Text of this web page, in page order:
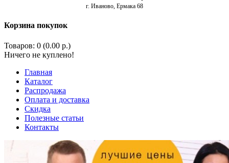
г. Иваново, Ермака 68
Корзина покупок
Товаров: 0 (0.00 р.)
Ничего не куплено!
Главная
Каталог
Распродажа
Оплата и доставка
Скидка
Полезные статьи
Контакты